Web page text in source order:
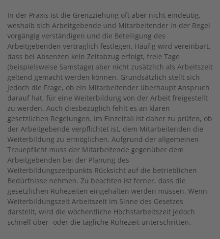
In der Praxis ist die Grenzziehung oft aber nicht eindeutig,
weshalb sich Arbeitgebende und Mitarbeitender in der Regel
vorgängig verständigen und die Beteiligung des
Arbeitgebenden vertraglich festlegen. Häufig wird vereinbart,
dass bei Absenzen kein Zeitabzug erfolgt, freie Tage
(beispielsweise Samstage) aber nicht zusätzlich als Arbeitszeit
geltend gemacht werden können. Grundsätzlich stellt sich
jedoch die Frage, ob ein Mitarbeitender überhaupt Anspruch
darauf hat, für eine Weiterbildung von der Arbeit freigestellt
zu werden. Auch diesbezüglich fehlt es an klaren
gesetzlichen Regelungen. Im Einzelfall ist daher zu prüfen, ob
der Arbeitgebende verpflichtet ist, dem Mitarbeitenden die
Weiterbildung zu ermöglichen. Aufgrund der allgemeinen
Treuepflicht muss der Mitarbeitende gegenüber dem
Arbeitgebenden bei der Planung des
Weiterbildungszeitpunkts Rücksicht auf die betrieblichen
Bedürfnisse nehmen. Zu beachten ist ferner, dass die
gesetzlichen Ruhezeiten eingehalten werden müssen. Wenn
Weiterbildungszeit Arbeitszeit im Sinne des Gesetzes
darstellt, wird die wöchentliche Höchstarbeitszeit jedoch
schnell über- oder die tägliche Ruhezeit unterschritten.